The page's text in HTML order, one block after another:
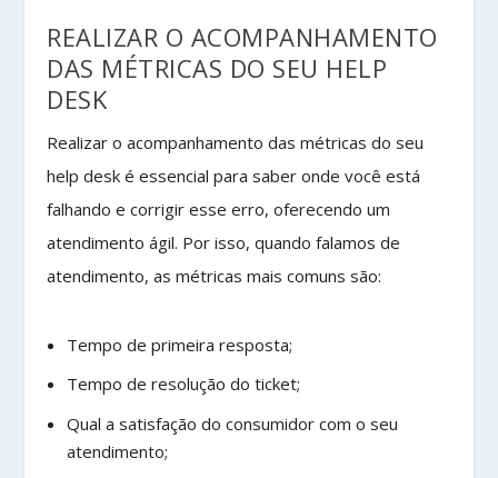
REALIZAR O ACOMPANHAMENTO
DAS MÉTRICAS DO SEU HELP
DESK
Realizar o acompanhamento das métricas do seu
help desk é essencial para saber onde você está
falhando e corrigir esse erro, oferecendo um
atendimento ágil. Por isso, quando falamos de
atendimento, as métricas mais comuns são:
Tempo de primeira resposta;
Tempo de resolução do ticket;
Qual a satisfação do consumidor com o seu
atendimento;